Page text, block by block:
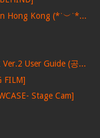
Hong Kong (*˙︶˙*...
User Guide (공...
FILM]
Stage Cam]